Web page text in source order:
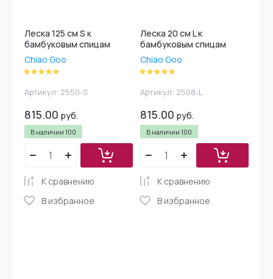
Леска 125 см S к
бамбуковым спицам
Chiao Goo
Артикул: 2550-S
В наличии 100
815.00 руб.
К сравнению
В избранное
Леска 20 см L к
бамбуковым спицам
Chiao Goo
Артикул: 2508-L
В наличии 100
815.00 руб.
К сравнению
В избранное